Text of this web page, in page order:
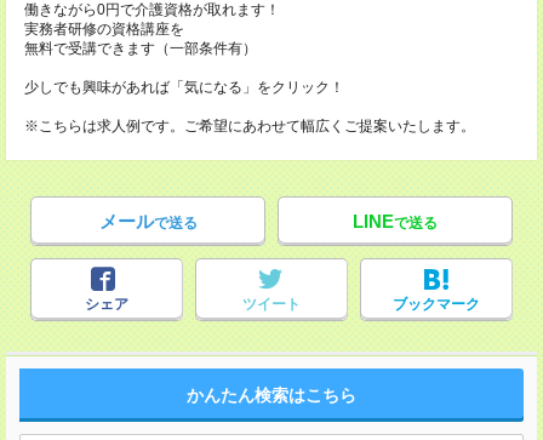
働きながら0円で介護資格が取れます！
実務者研修の資格講座を
無料で受講できます（一部条件有）
少しでも興味があれば「気になる」をクリック！
※こちらは求人例です。ご希望にあわせて幅広くご提案いたします。
メールで送る LINEで送る
シェア ツイート ブックマーク
かんたん検索はこちら